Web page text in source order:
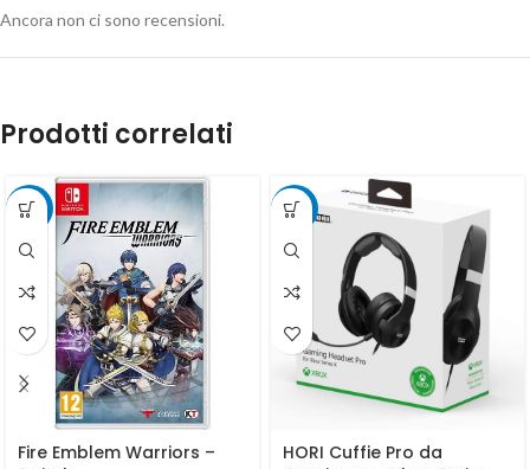
Ancora non ci sono recensioni.
Prodotti correlati
-33%
Fire Emblem Warriors –
-17%
HORI Cuffie Pro da